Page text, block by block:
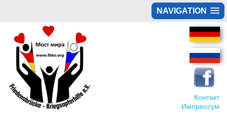
NAVIGATION
Контакт
Импрессум